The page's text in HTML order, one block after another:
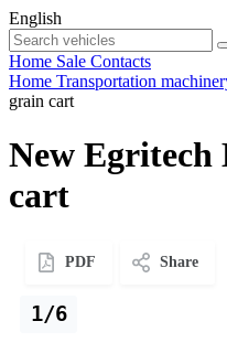
English
Home Sale Contacts
Home Transportation
grain cart
New Egritech
cart
PDF Share
1/6